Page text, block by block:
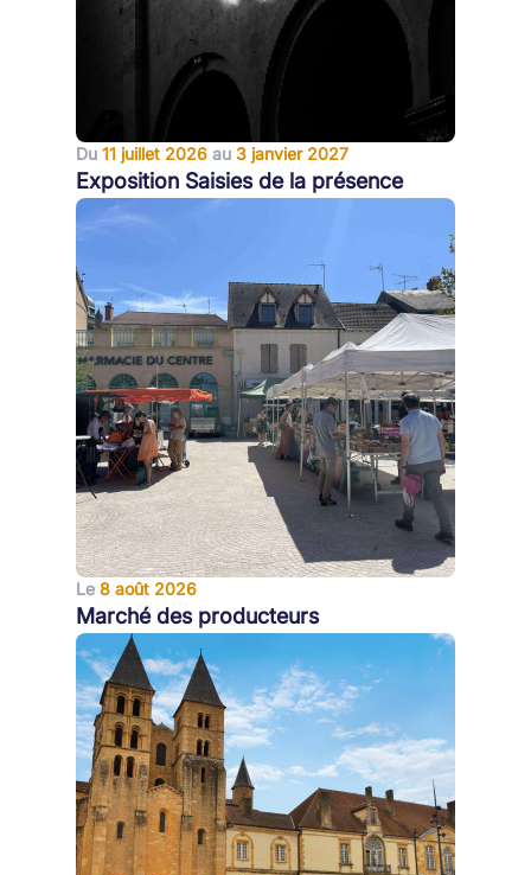
Du 11 juillet 2026 au 3 janvier 2027
Exposition Saisies de la présence
Le 8 août 2026
Marché des producteurs